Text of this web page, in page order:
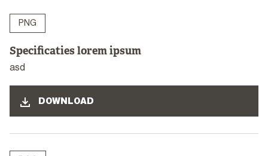
PNG
Specificaties lorem ipsum
asd
DOWNLOAD